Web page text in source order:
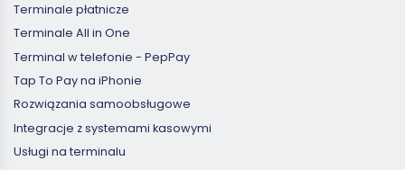
Terminale płatnicze
Terminale All in One
Terminal w telefonie - PepPay
Tap To Pay na iPhonie
Rozwiązania samoobsługowe
Integracje z systemami kasowymi
Usługi na terminalu